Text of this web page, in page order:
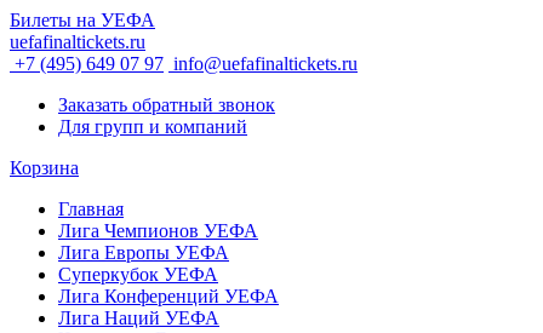
Билеты на УЕФА
uefafinaltickets.ru
+7 (495) 649 07 97 info@uefafinaltickets.ru
Заказать обратный звонок
Для групп и компаний
Корзина
Главная
Лига Чемпионов УЕФА
Лига Европы УЕФА
Суперкубок УЕФА
Лига Конференций УЕФА
Лига Наций УЕФА